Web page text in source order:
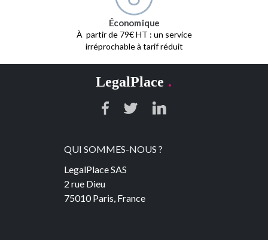
QUI SOMMES-NOUS ?
LegalPlace SAS
2 rue Dieu
75010 Paris, France
Économique
À partir de 79€ HT : un service
irréprochable à tarif réduit